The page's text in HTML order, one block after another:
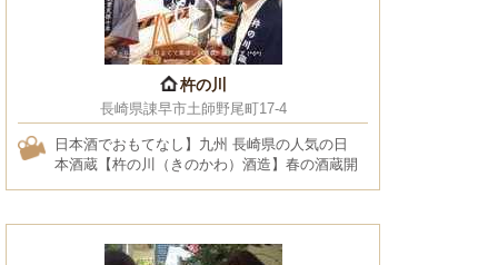
杵の川
長崎県諌早市土師野尾町17-4
日本酒でおもてなし】九州 長崎県の人気の日
本酒蔵【杵の川（きのかわ）酒造】春の酒蔵開